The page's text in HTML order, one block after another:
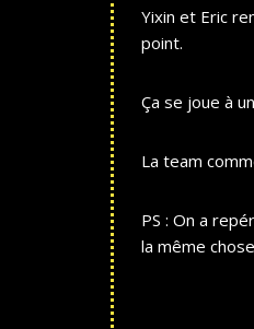
Yixin et Eric
point.
Ça se joue à
La team
PS : On a
la même